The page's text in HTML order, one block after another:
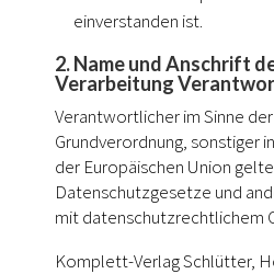
einverstanden ist.
2. Name und Anschrift
Verarbeitung
Verantwortlicher im Sinne
Grundverordnung, sonstiger
der Europäischen Union
Datenschutzgesetze und
mit datenschutzrechtlichem
Komplett-Verlag Schlütter,